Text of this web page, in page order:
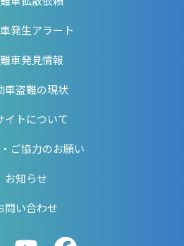
発生アラート
車発見情報
車盗難の現状
イトについて
ご協力のお願い
お知らせ
問い合わせ